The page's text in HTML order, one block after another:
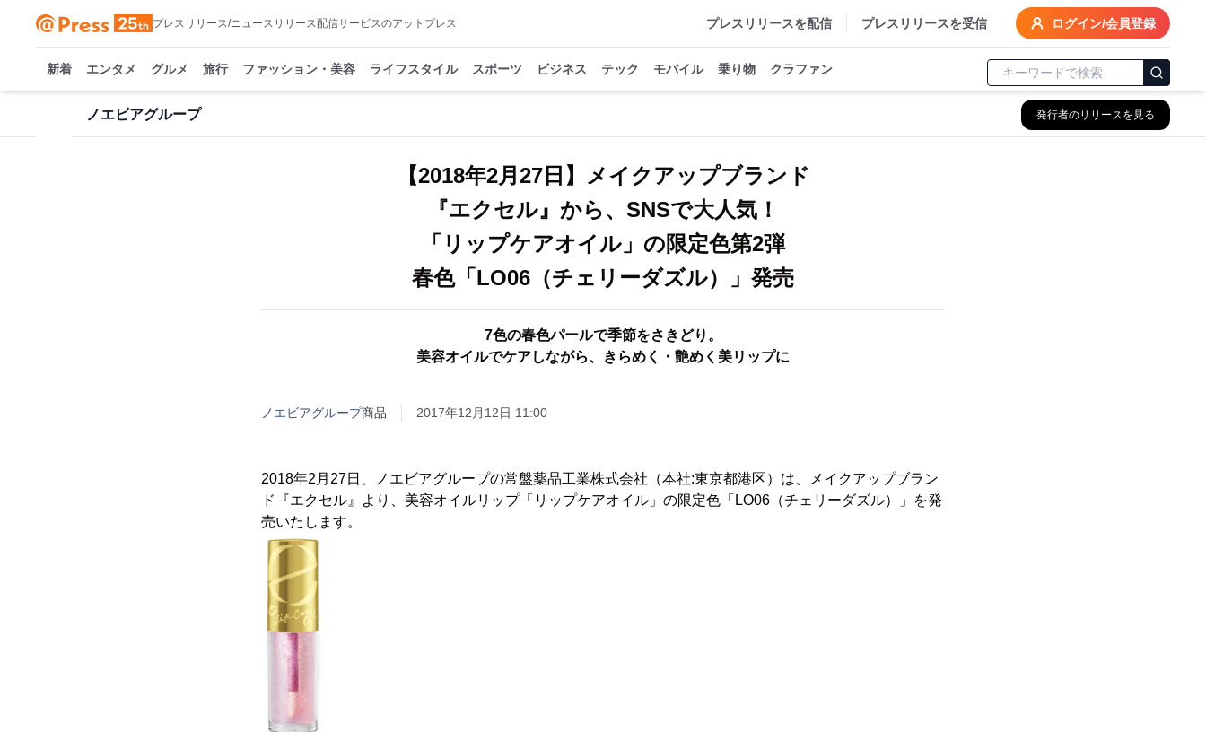
プレスリリース/ニュースリリース配信サービスのアットプレス プレスリリースを配信 プレスリリースを受信 ログイン/会員登録
新着 エンタメ グルメ 旅行 ファッション・美容 ライフスタイル スポーツ ビジネス テック モバイル 乗り物 クラファン
ノエビアグループ 発行者のリリースを見る
【2018年2月27日】メイクアップブランド
『エクセル』から、SNSで大人気！
「リップケアオイル」の限定色第2弾
春色「LO06（チェリーダズル）」発売
7色の春色パールで季節をさきどり。
美容オイルでケアしながら、きらめく・艶めく美リップに
ノエビアグループ商品 2017年12月12日 11:00
2018年2月27日、ノエビアグループの常盤薬品工業株式会社（本社:東京都港区）は、メイクアップブラン
ド『エクセル』より、美容オイルリップ「リップケアオイル」の限定色「LO06（チェリーダズル）」を発
売いたします。